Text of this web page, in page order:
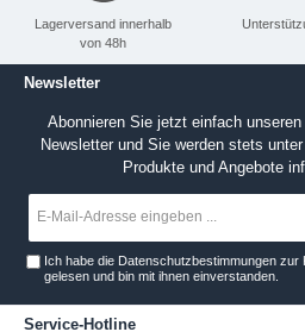
Lagerversand innerhalb
von 48h
Newsletter
Abonnieren Sie jetzt einfach
Newsletter und Sie werden stets
Produkte und Angebote
Ich habe die Datenschutzbestimmungen zur
gelesen und bin mit ihnen einverstanden.
Service-Hotline